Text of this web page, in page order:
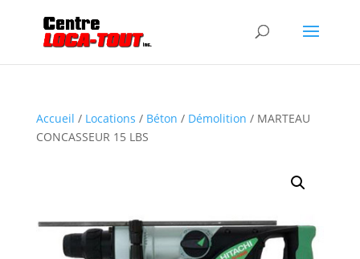
Accueil / Locations / Béton / Démolition / MARTEAU
CONCASSEUR 15 LBS